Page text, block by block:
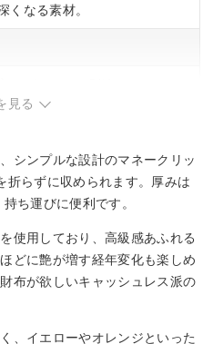
くなる素材。
見る
シンプルな設計のマネークリッ
折らずに収められます。厚みは
ち運びに便利です。
使用しており、高級感あふれる
どに艶が増す経年変化も楽しめ
布が欲しいキャッシュレス派の
、イエローやオレンジといった